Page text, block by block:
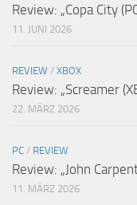
Review: „Copa City
11. JUNI 2026
REVIEW / XBOX
Review: „Screamer
22. MÄRZ 2026
PC / REVIEW
Review: „John
11. MÄRZ 2026